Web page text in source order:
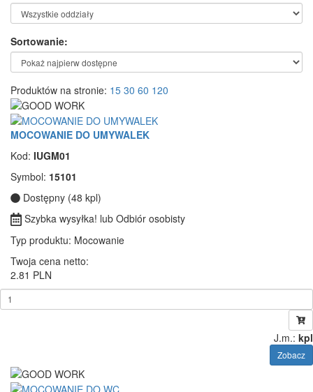
Sortowanie:
Produktów na stronie: 15 30 60 120
MOCOWANIE DO UMYWALEK
Kod: IUGM01
Symbol: 15101
Dostępny (48 kpl)
Szybka wysyłka! lub Odbiór osobisty
Typ produktu: Mocowanie
Twoja cena netto:
2.81 PLN
J.m.: kpl
Zobacz